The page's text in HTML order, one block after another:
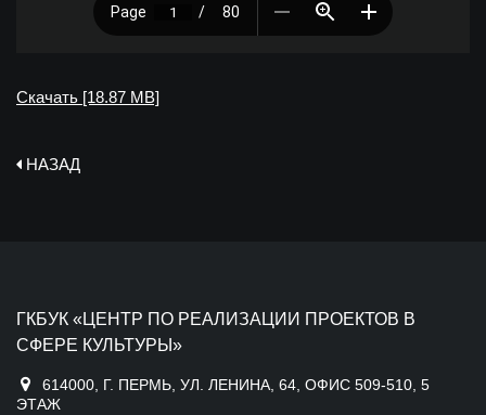
Скачать [18.87 MB]
НАЗАД
ГКБУК «ЦЕНТР ПО РЕАЛИЗАЦИИ ПРОЕКТОВ В
СФЕРЕ КУЛЬТУРЫ»
614000, Г. ПЕРМЬ, УЛ. ЛЕНИНА, 64, ОФИС 509-510, 5
ЭТАЖ